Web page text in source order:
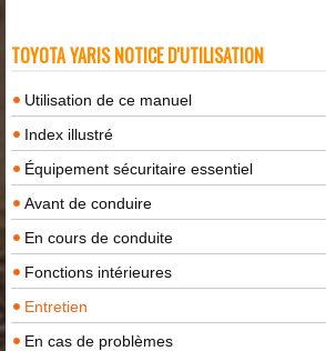
TOYOTA YARIS NOTICE D'UTILISATION
Utilisation de ce manuel
Index illustré
Équipement sécuritaire essentiel
Avant de conduire
En cours de conduite
Fonctions intérieures
Entretien
En cas de problèmes